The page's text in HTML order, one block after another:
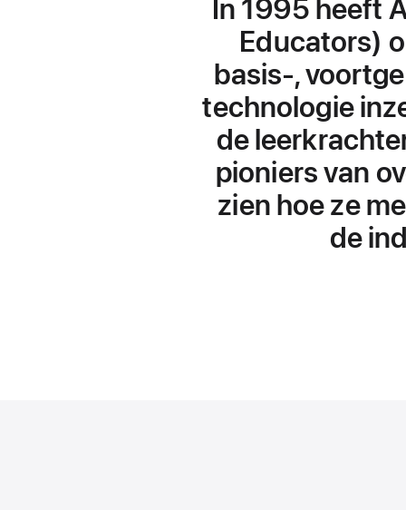
In 1995 heeft
Educators)
basis-,
technologie
de
pioniers van
zien hoe ze
de